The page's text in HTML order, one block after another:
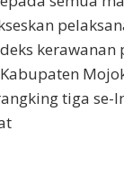
kerawanan
tiga se-